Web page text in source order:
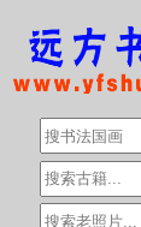
Skip
content